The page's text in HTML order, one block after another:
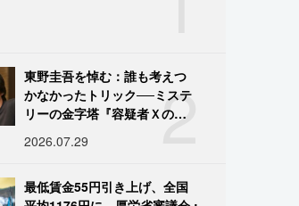
2
東野圭吾を悼む：誰も考えつ
かなかったトリック──ミステ
リーの金字塔『容疑者Ｘの献
2026.07.29
最低賃金55円引き上げ、全国